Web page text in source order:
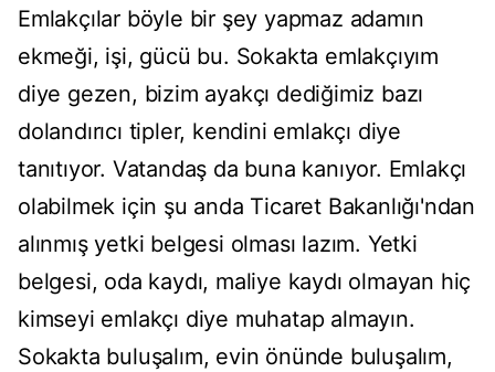
Emlakçılar böyle bir şey yapmaz adamın
ekmeği, işi, gücü bu. Sokakta emlakçıyım
diye gezen, bizim ayakçı dediğimiz bazı
dolandırıcı tipler, kendini emlakçı diye
tanıtıyor. Vatandaş da buna kanıyor. Emlakçı
olabilmek için şu anda Ticaret Bakanlığı'ndan
alınmış yetki belgesi olması lazım. Yetki
belgesi, oda kaydı, maliye kaydı olmayan hiç
kimseyi emlakçı diye muhatap almayın.
Sokakta buluşalım, evin önünde buluşalım,